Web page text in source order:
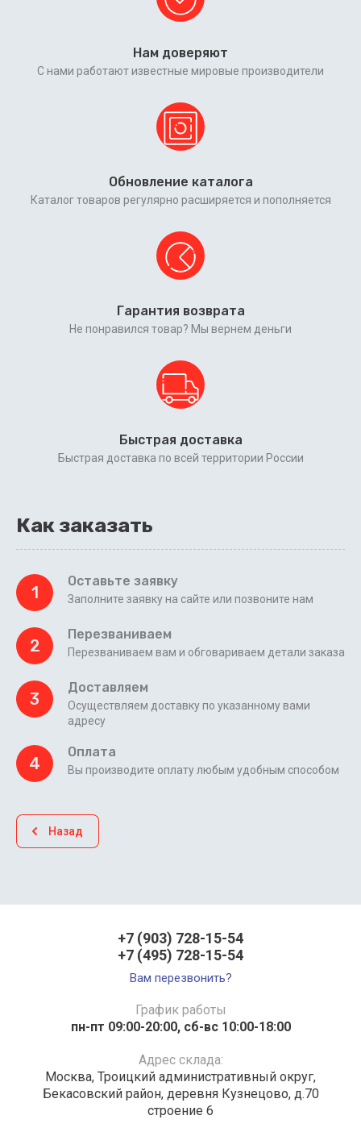
Нам доверяют
С нами работают известные мировые производители
Обновление каталога
Каталог товаров регулярно расширяется и пополняется
Гарантия возврата
Не понравился товар? Мы вернем деньги
Быстрая доставка
Быстрая доставка по всей территории России
Как заказать
1
Оставьте заявку
Заполните заявку на сайте или позвоните нам
2
Перезваниваем
Перезваниваем вам и обговариваем детали заказа
3
Доставляем
Осуществляем доставку по указанному вами
адресу
4
Оплата
Вы производите оплату любым удобным способом
Назад
+7 (903) 728-15-54
+7 (495) 728-15-54
Вам перезвонить?
График работы
пн-пт 09:00-20:00, сб-вс 10:00-18:00
Адрес склада:
Москва, Троицкий административный округ,
Бекасовский район, деревня Кузнецово, д.70
строение 6